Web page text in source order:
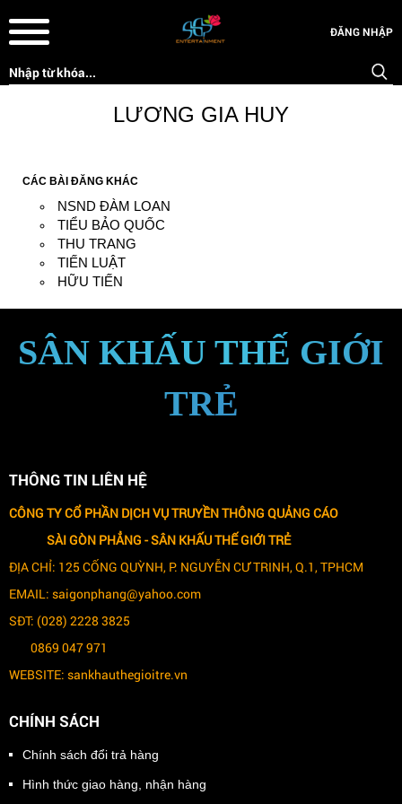
ĐĂNG NHẬP
LƯƠNG GIA HUY
CÁC BÀI ĐĂNG KHÁC
NSND ĐÀM LOAN
TIỂU BẢO QUỐC
THU TRANG
TIẾN LUẬT
HỮU TIẾN
SÂN KHẤU THẾ GIỚI
TRẺ
THÔNG TIN LIÊN HỆ
CÔNG TY CỔ PHẦN DỊCH VỤ TRUYỀN THÔNG QUẢNG CÁO
SÀI GÒN PHẲNG -SÂN KHẤU THẾ GIỚI TRẺ
ĐỊA CHỈ: 125 CỐNG QUỲNH, P. NGUYỄN CƯ TRINH, Q.1, TPHCM
EMAIL: saigonphang@yahoo.com
SĐT: (028) 2228 3825
0869 047 971
WEBSITE: sankhauthegioitre.vn
CHÍNH SÁCH
Chính sách đổi trả hàng
Hình thức giao hàng, nhận hàng